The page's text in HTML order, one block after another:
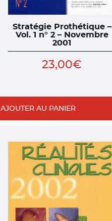
Stratégie Prothétique –
Vol. 1 n° 2 – Novembre
2001
23,00€
AJOUTER AU PANIER